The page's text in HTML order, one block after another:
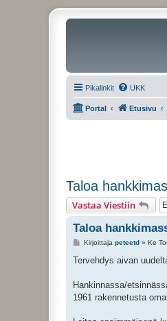
Pikalinkit UKK
Portal Etusivu
Taloa
Vastaa Viestiin
Taloa
V
e
i
Kirjoittaja peteetd» Ke
Tervehdys aivan
Hankinnassa/
1961 rakennetusta